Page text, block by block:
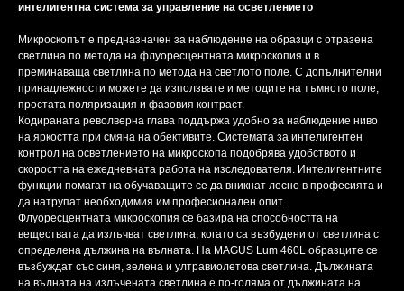
интелигентна система за управление на осветлението
Микроскопът е предназначен за наблюдение на образци с отразена
светлина по метода на флуоресцентната микроскопия и в
преминаваща светлина по метода на светлото поле. С допълнителни
принадлежности можете да използвате и методите на тъмното поле,
простата поляризация и фазовия контраст.
Кодираната револверна глава поддържа удобно за наблюдение ниво
на яркостта при смяна на обективите. Системата за интелигентен
контрол на осветлението на микроскопа подобрява удобството и
скоростта на ежедневната работа на изследователя. Интелигентните
функции помагат на обучаващите се да вникнат лесно в професията и
да натрупат необходимия им професионален опит.
Флуоресцентната микроскопия се базира на способността на
веществата да излъчват светлина, когато са възбудени от светлина с
определена дължина на вълната. На MAGUS Lum 460L образците се
възбуждат със синя, зелена и ултравиолетова светлина. Дължината
на вълната на излъчената светлина е по-голяма от дължината на